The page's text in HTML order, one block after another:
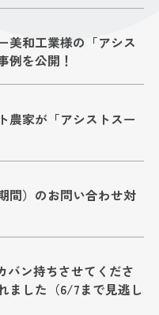
美和工業様の「アシス
例を公開！
農家が「アシストスー
間）のお問い合わせ対
バン持ちさせてくださ
ました（6/7まで見逃し